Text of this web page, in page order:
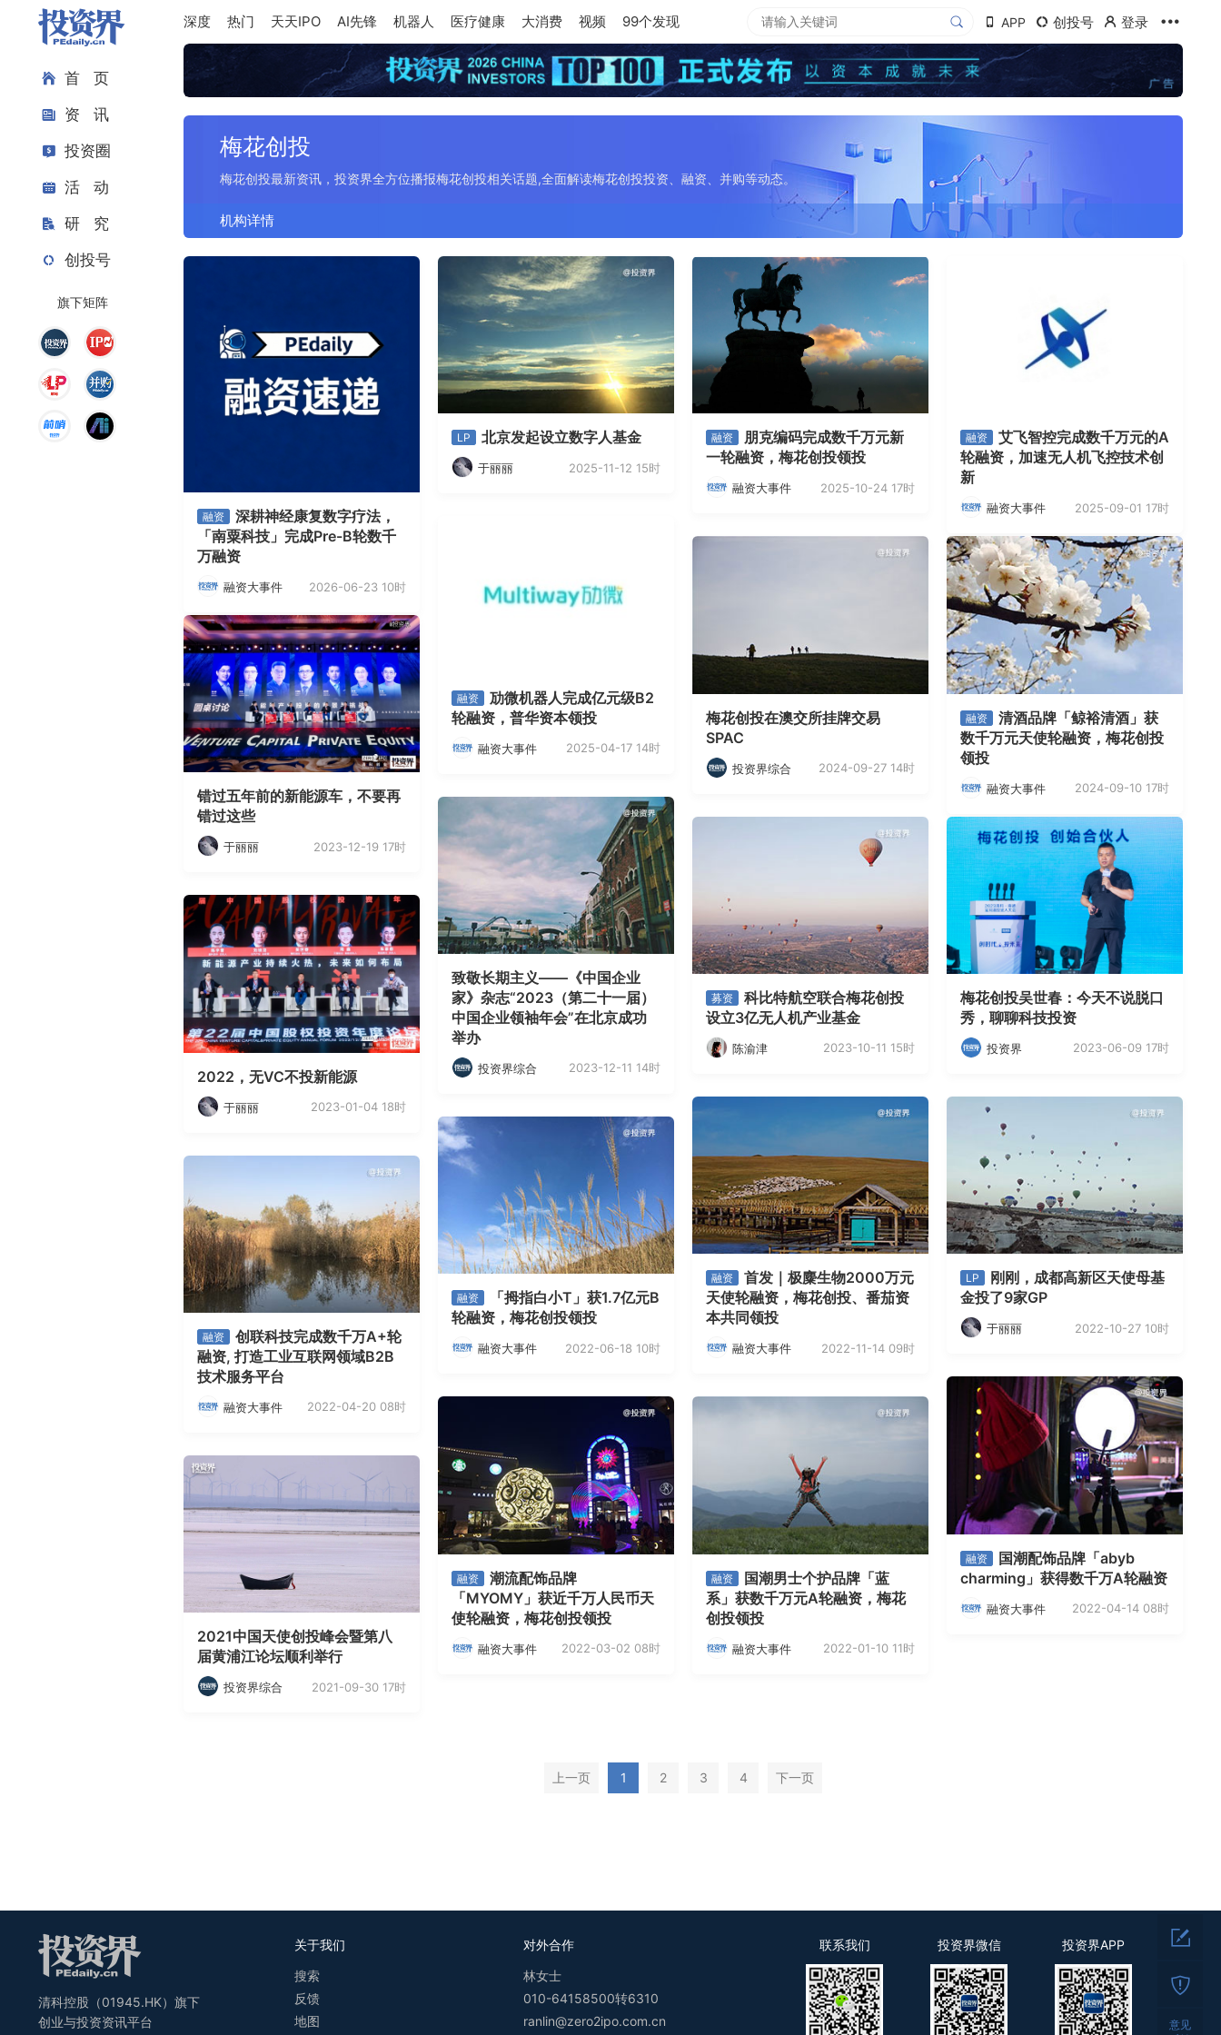
首 页
资 讯
投资圈
活 动
研 究
创投号
旗下矩阵
深度 热门 天天IPO AI先锋 机器人 医疗健康 大消费 视频 99个发现 APP 创投号 登录
梅花创投
梅花创投最新资讯，投资界全方位播报梅花创投相关话题,全面解读梅花创投投资、融资、并购等动态。
机构详情
融资
深耕神经康复数字疗法，
「南粟科技」完成Pre-B轮数千
万融资
融资大事件 2026-06-23 10时
LP 北京发起设立数字人基金
于丽丽 2025-11-12 15时
融资
朋克编码完成数千万元新
一轮融资，梅花创投领投
融资大事件 2025-10-24 17时
融资
艾飞智控完成数千万元的A
轮融资，加速无人机飞控技术创
新
融资大事件 2025-09-01 17时
融资
劢微机器人完成亿元级B2
轮融资，普华资本领投
融资大事件 2025-04-17 14时
梅花创投在澳交所挂牌交易
SPAC
投资界综合 2024-09-27 14时
融资
清酒品牌「鲸裕清酒」获
数千万元天使轮融资，梅花创投
领投
融资大事件 2024-09-10 17时
错过五年前的新能源车，不要再
错过这些
于丽丽 2023-12-19 17时
致敬长期主义——《中国企业
家》杂志“2023（第二十一届）
中国企业领袖年会”在北京成功
举办
投资界综合 2023-12-11 14时
募资
科比特航空联合梅花创投
设立3亿无人机产业基金
陈渝津 2023-10-11 15时
梅花创投吴世春：今天不说脱口
秀，聊聊科技投资
投资界 2023-06-09 17时
2022，无VC不投新能源
于丽丽 2023-01-04 18时
融资
首发｜极麋生物2000万元
天使轮融资，梅花创投、番茄资
本共同领投
融资大事件 2022-11-14 09时
LP
刚刚，成都高新区天使母基
金投了9家GP
于丽丽 2022-10-27 10时
融资
「拇指白小T」获1.7亿元B
轮融资，梅花创投领投
融资大事件 2022-06-18 10时
融资
创联科技完成数千万A+轮
融资, 打造工业互联网领域B2B
技术服务平台
融资大事件 2022-04-20 08时
融资
国潮配饰品牌「abyb
charming」获得数千万A轮融资
融资大事件 2022-04-14 08时
融资
潮流配饰品牌
「MYOMY」获近千万人民币天
使轮融资，梅花创投领投
融资大事件 2022-03-02 08时
融资
国潮男士个护品牌「蓝
系」获数千万元A轮融资，梅花
创投领投
融资大事件 2022-01-10 11时
2021中国天使创投峰会暨第八
届黄浦江论坛顺利举行
投资界综合 2021-09-30 17时
上一页 1 2 3 4 下一页
清科控股（01945.HK）旗下
创业与投资资讯平台
关于我们
搜索
反馈
地图
对外合作
林女士
010-64158500转6310
ranlin@zero2ipo.com.cn
联系我们 投资界微信 投资界APP
意见